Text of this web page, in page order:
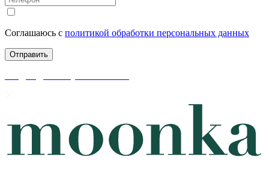
Соглашаюсь с политикой обработки персональных данных